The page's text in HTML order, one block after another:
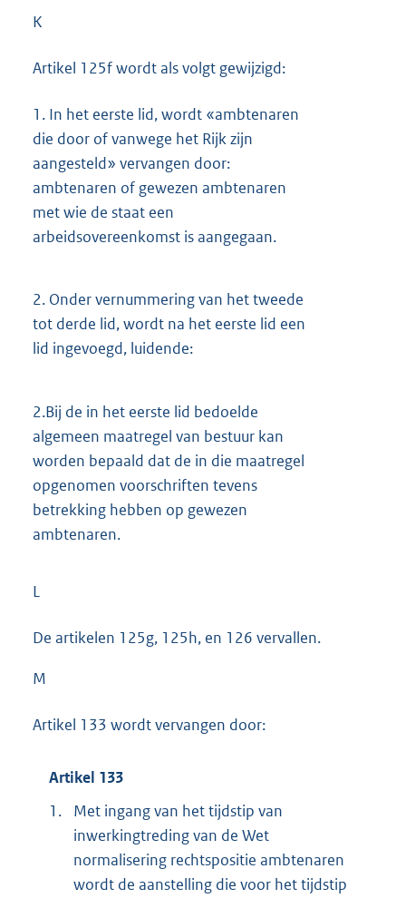
K
Artikel 125f wordt als volgt gewijzigd:
1. In het eerste lid, wordt «ambtenaren
die door of vanwege het Rijk zijn
aangesteld» vervangen door:
ambtenaren of gewezen ambtenaren
met wie de staat een
arbeidsovereenkomst is aangegaan.
2. Onder vernummering van het tweede
tot derde lid, wordt na het eerste lid een
lid ingevoegd, luidende:
2.Bij de in het eerste lid bedoelde
algemeen maatregel van bestuur kan
worden bepaald dat de in die maatregel
opgenomen voorschriften tevens
betrekking hebben op gewezen
ambtenaren.
L
De artikelen 125g, 125h, en 126 vervallen.
M
Artikel 133 wordt vervangen door:
Artikel 133
1.
Met ingang van het tijdstip van
inwerkingtreding van de Wet
normalisering rechtspositie ambtenaren
wordt de aanstelling die voor het tijdstip